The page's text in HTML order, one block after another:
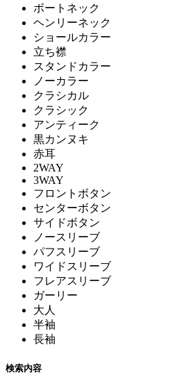
ボートネック
ヘンリーネック
ショールカラー
立ち襟
スタンドカラー
ノーカラー
クラシカル
クラシック
アンティーク
黒カンヌキ
赤耳
2WAY
3WAY
フロントボタン
センターボタン
サイドボタン
ノースリーブ
パフスリーブ
ワイドスリーブ
フレアスリーブ
ガーリー
大人
半袖
長袖
検索内容